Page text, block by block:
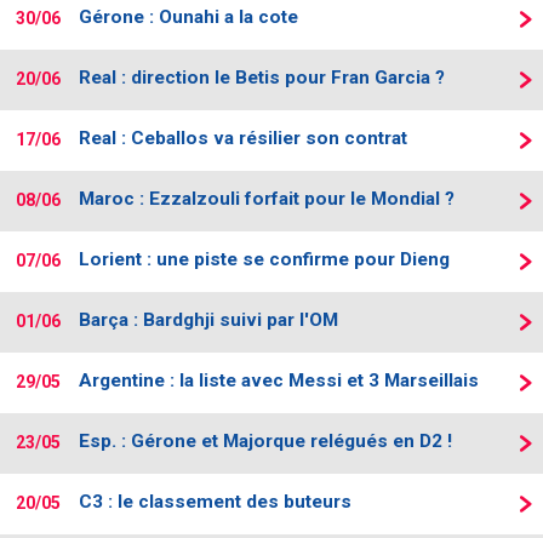
30/06 Gérone : Ounahi a la cote
20/06 Real : direction le Betis pour Fran Garcia ?
17/06 Real : Ceballos va résilier son contrat
08/06 Maroc : Ezzalzouli forfait pour le Mondial ?
07/06 Lorient : une piste se confirme pour Dieng
01/06 Barça : Bardghji suivi par l'OM
29/05 Argentine : la liste avec Messi et 3 Marseillais
23/05 Esp. : Gérone et Majorque relégués en D2 !
20/05 C3 : le classement des buteurs
site web Maxifoot.fr